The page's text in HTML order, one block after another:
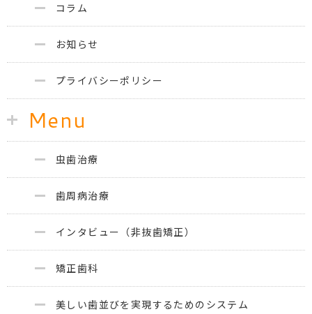
コラム
お知らせ
プライバシーポリシー
Menu
虫歯治療
歯周病治療
インタビュー（非抜歯矯正）
矯正歯科
美しい歯並びを実現するためのシステム